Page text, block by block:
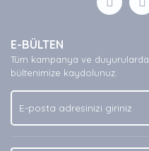
Ürün açıklamasında
Ürün bilgilerinde hatalar
Ürün fiyatı diğer
Bu ürüne benzer farklı
E-BÜLTEN
Tüm kampanya ve
bültenimize kaydolunuz.